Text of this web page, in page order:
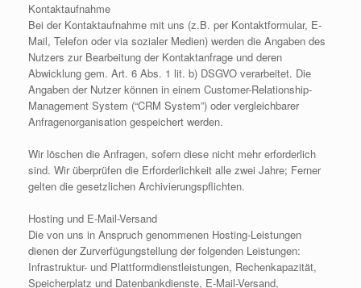
Kontaktaufnahme
Bei der Kontaktaufnahme mit uns (z.B. per Kontaktformular, E-
Mail, Telefon oder via sozialer Medien) werden die Angaben des
Nutzers zur Bearbeitung der Kontaktanfrage und deren
Abwicklung gem. Art. 6 Abs. 1 lit. b) DSGVO verarbeitet. Die
Angaben der Nutzer können in einem Customer-Relationship-
Management System (“CRM System”) oder vergleichbarer
Anfragenorganisation gespeichert werden.
Wir löschen die Anfragen, sofern diese nicht mehr erforderlich
sind. Wir überprüfen die Erforderlichkeit alle zwei Jahre; Ferner
gelten die gesetzlichen Archivierungspflichten.
Hosting und E-Mail-Versand
Die von uns in Anspruch genommenen Hosting-Leistungen
dienen der Zurverfügungstellung der folgenden Leistungen:
Infrastruktur- und Plattformdienstleistungen, Rechenkapazität,
Speicherplatz und Datenbankdienste, E-Mail-Versand,